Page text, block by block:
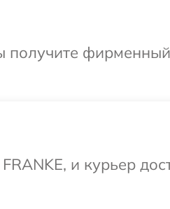
получите
и курьер